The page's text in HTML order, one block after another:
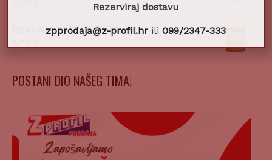
DEKORIT Satine bijeli 0,75l
POSTANI DIO NAŠEG TIMA!
Rezerviraj dostavu
zpprodaja@z-profil.hr ili099/2347-333